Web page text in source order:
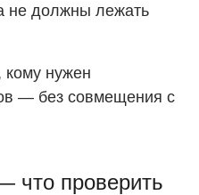
не должны лежать
кому нужен
— без совмещения с
что проверить